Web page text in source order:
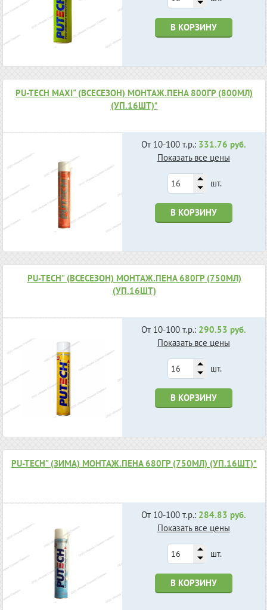
В КОРЗИНУ
РU-TECH MAXI" (ВСЕСЕЗОН) МОНТАЖ.ПЕНА 800ГР (800МЛ)
(УП.16ШТ)*
От 10-100 т.р.: 331.76 руб.
Показать все цены
шт.
В КОРЗИНУ
РU-TECH" (ВСЕСЕЗОН) МОНТАЖ.ПЕНА 680ГР (750МЛ)
(УП.16ШТ)
От 10-100 т.р.: 290.53 руб.
Показать все цены
шт.
В КОРЗИНУ
РU-TECH" (ЗИМА) МОНТАЖ.ПЕНА 680ГР (750МЛ) (УП.16ШТ)*
От 10-100 т.р.: 284.83 руб.
Показать все цены
шт.
В КОРЗИНУ